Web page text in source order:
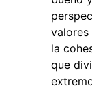
valores
la
que